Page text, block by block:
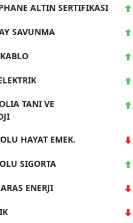
ALTIN SERTIFIKASI
SAVUNMA
TANI VE
HAYAT EMEK.
SIGORTA
ENERJI